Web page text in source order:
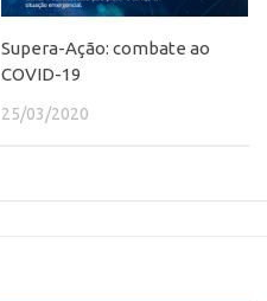
Supera-Ação: combate ao
COVID-19
25/03/2020